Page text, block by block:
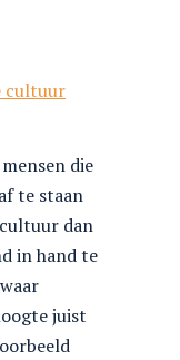
cultuur
die
te staan
dan
in hand te
juist